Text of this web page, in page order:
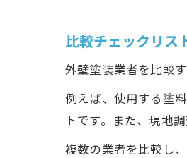
比較チェックリス
外壁塗装業者を比較
例えば、使用する塗
トです。また、現地
複数の業者を比較し